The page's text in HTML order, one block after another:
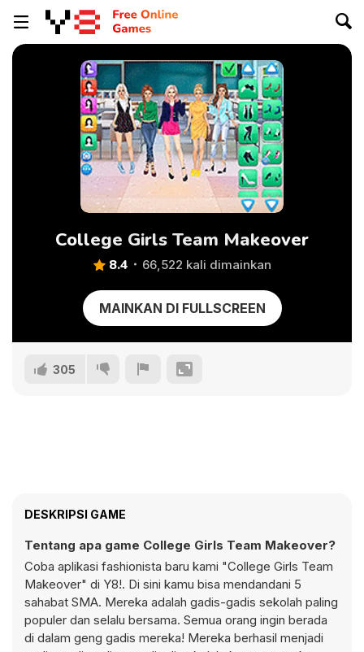
College Girls Team Makeover
8.4 66,522 kali dimainkan
MAINKAN DI FULLSCREEN
305
DESKRIPSI GAME
Tentang apa game College Girls Team Makeover?
Coba aplikasi fashionista baru kami "College Girls Team
Makeover" di Y8!. Di sini kamu bisa mendandani 5
sahabat SMA. Mereka adalah gadis-gadis sekolah paling
populer dan selalu bersama. Semua orang ingin berada
di dalam geng gadis mereka! Mereka berhasil menjadi